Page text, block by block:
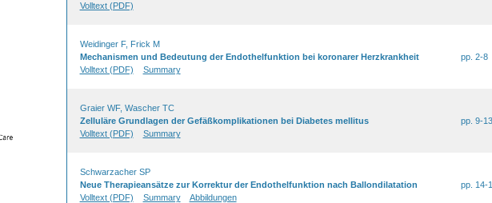
Volltext (PDF)
Weidinger F, Frick M
Mechanismen und Bedeutung der Endothelfunktion bei koronarer Herzkrankheit
Volltext (PDF)
Summary
pp. 2-8
Graier WF, Wascher TC
Zelluläre Grundlagen der Gefäßkomplikationen bei Diabetes mellitus
Volltext (PDF)
Summary
pp. 9-13
Schwarzacher SP
Neue Therapieansätze zur Korrektur der Endothelfunktion nach Ballondilatation
Volltext (PDF)
Summary Abbildungen
pp. 14-